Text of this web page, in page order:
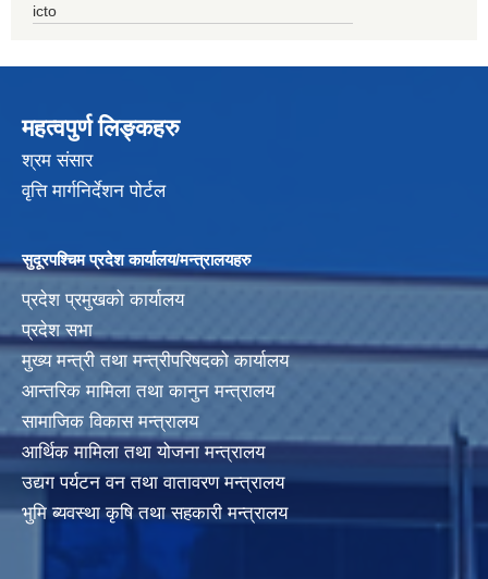
icto
महत्वपुर्ण लिङ्कहरु
श्रम संसार
वृत्ति मार्गनिर्देशन पोर्टल
सुदूरपश्चिम प्रदेश कार्यालय/मन्त्रालयहरु
प्रदेश प्रमुखको कार्यालय
प्रदेश सभा
मुख्य मन्त्री तथा मन्त्रीपरिषदको कार्यालय
आन्तरिक मामिला तथा कानुन मन्त्रालय
सामाजिक विकास मन्त्रालय
आर्थिक मामिला तथा योजना मन्त्रालय
उद्यग पर्यटन वन तथा वातावरण मन्त्रालय
भुमि ब्यवस्था कृषि तथा सहकारी मन्त्रालय